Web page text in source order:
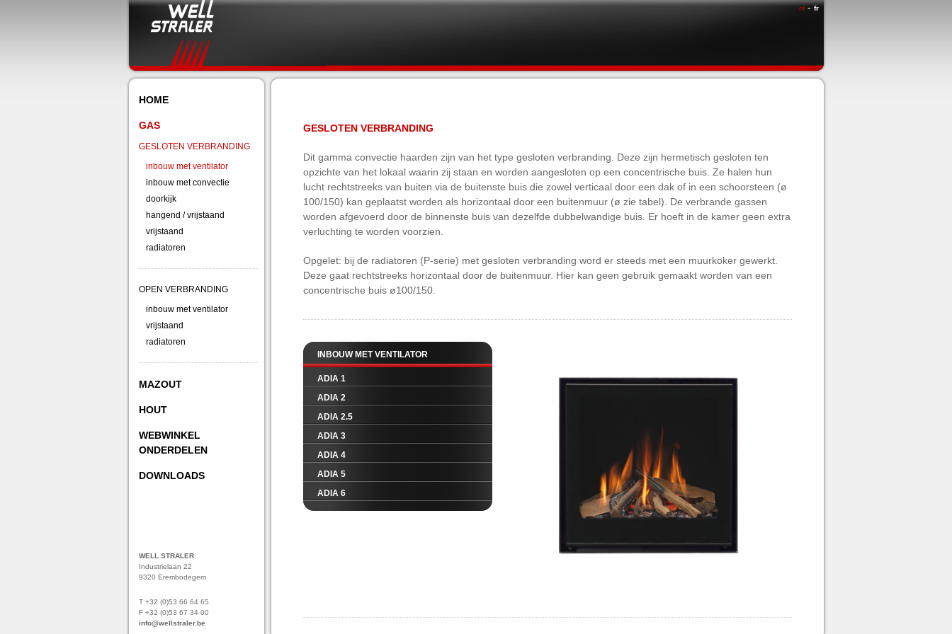
nl-fr
HOME
GAS
GESLOTEN VERBRANDING
inbouw met ventilator
inbouw met convectie
doorkijk
hangend / vrijstaand
vrijstaand
radiatoren
OPEN VERBRANDING
inbouw met ventilator
vrijstaand
radiatoren
MAZOUT
HOUT
WEBWINKEL
ONDERDELEN
DOWNLOADS
WELL STRALER
Industrielaan 22
9320 Erembodegem
T +32 (0)53 66 64 65
F +32 (0)53 67 34 00
info@wellstraler.be
GESLOTEN VERBRANDING
Dit gamma convectie haarden zijn van het type gesloten verbranding. Deze zijn hermetisch gesloten ten
opzichte van het lokaal waarin zij staan en worden aangesloten op een concentrische buis. Ze halen hun
lucht rechtstreeks van buiten via de buitenste buis die zowel verticaal door een dak of in een schoorsteen (ø
100/150) kan geplaatst worden als horizontaal door een buitenmuur (ø zie tabel). De verbrande gassen
worden afgevoerd door de binnenste buis van dezelfde dubbelwandige buis. Er hoeft in de kamer geen extra
verluchting te worden voorzien.
Opgelet: bij de radiatoren (P-serie) met gesloten verbranding word er steeds met een muurkoker gewerkt.
Deze gaat rechtstreeks horizontaal door de buitenmuur. Hier kan geen gebruik gemaakt worden van een
concentrische buis ø100/150.
INBOUW MET VENTILATOR
ADIA 1
ADIA 2
ADIA 2.5
ADIA 3
ADIA 4
ADIA 5
ADIA 6
© 2026 Well Straler | Webdesign byBOA